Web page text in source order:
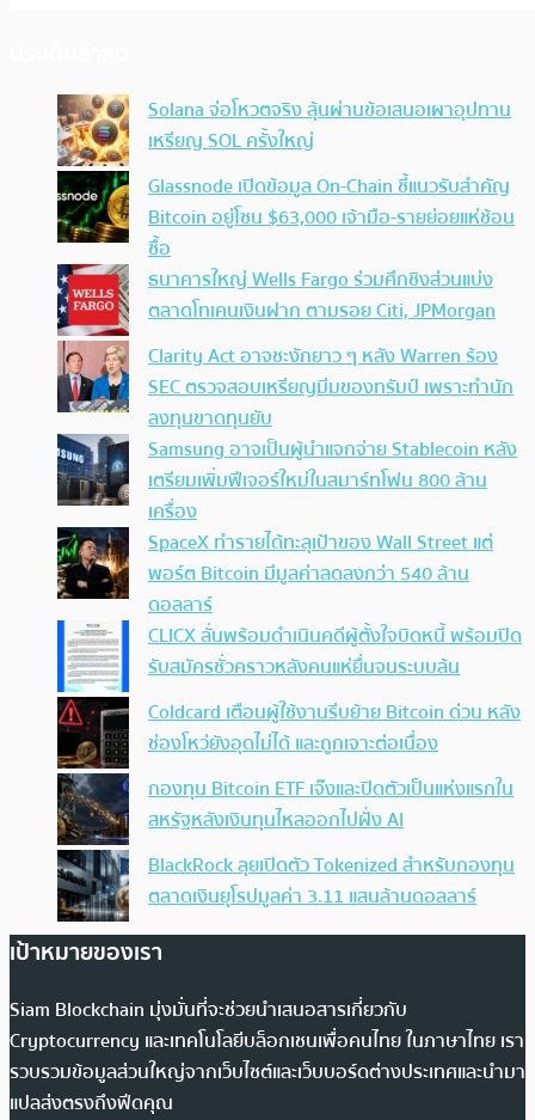
Solana จ่อโหวตจริง ลุ้นผ่านข้อเสนอเผาอุปทาน
เหรียญ SOL ครั้งใหญ่
Glassnode เปิดข้อมูล On-Chain ชี้แนวรับสำคัญ
Bitcoin อยู่โซน $63,000 เจ้ามือ-รายย่อยแห่ช้อน
ซื้อ
ธนาคารใหญ่ Wells Fargo ร่วมศึกชิงส่วนแบ่ง
ตลาดโทเคนเงินฝาก ตามรอย Citi, JPMorgan
Clarity Act อาจชะงักยาว ๆ หลัง Warren ร้อง
SEC ตรวจสอบเหรียญมีมของทรัมป์ เพราะทำนัก
ลงทุนขาดทุนยับ
Samsung อาจเป็นผู้นำแจกจ่าย Stablecoin หลัง
เตรียมเพิ่มฟีเจอร์ใหม่ในสมาร์ทโฟน 800 ล้าน
เครื่อง
SpaceX ทำรายได้ทะลุเป้าของ Wall Street แต่
พอร์ต Bitcoin มีมูลค่าลดลงกว่า 540 ล้าน
ดอลลาร์
CLICX ลั่นพร้อมดำเนินคดีผู้ตั้งใจบิดหนี้ พร้อมปิด
รับสมัครชั่วคราวหลังคนแห่ยื่นจนระบบล้น
Coldcard เตือนผู้ใช้งานรีบย้าย Bitcoin ด่วน หลัง
ช่องโหว่ยังอุดไม่ได้ และถูกเจาะต่อเนื่อง
กองทุน Bitcoin ETF เจ๊งและปิดตัวเป็นแห่งแรกใน
สหรัฐหลังเงินทุนไหลออกไปฝั่ง AI
BlackRock ลุยเปิดตัว Tokenized สำหรับกองทุน
ตลาดเงินยุโรปมูลค่า 3.11 แสนล้านดอลลาร์
เป้าหมายของเรา
Siam Blockchain มุ่งมั่นที่จะช่วยนำเสนอสารเกี่ยวกับ
Cryptocurrency และเทคโนโลยีบล็อกเชนเพื่อคนไทย ในภาษาไทย เรา
รวบรวมข้อมูลส่วนใหญ่จากเว็บไซต์และเว็บบอร์ดต่างประเทศและนำมา
แปลส่งตรงถึงฟีดคุณ